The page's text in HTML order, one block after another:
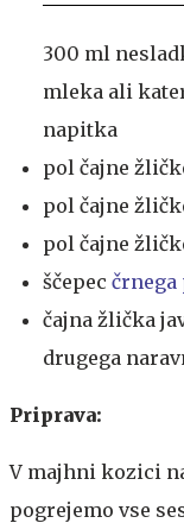
300 ml
mleka ali
napitka
pol čajne
pol čajne
pol čajne
ščepec črnega
čajna žlička
drugega
Priprava:
V majhni kozici
pogrejemo vse